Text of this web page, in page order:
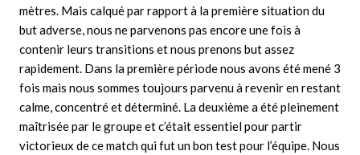
mètres. Mais calqué par rapport à la première situation du
but adverse, nous ne parvenons pas encore une fois à
contenir leurs transitions et nous prenons but assez
rapidement. Dans la première période nous avons été mené 3
fois mais nous sommes toujours parvenu à revenir en restant
calme, concentré et déterminé. La deuxième a été pleinement
maîtrisée par le groupe et c’était essentiel pour partir
victorieux de ce match qui fut un bon test pour l’équipe. Nous